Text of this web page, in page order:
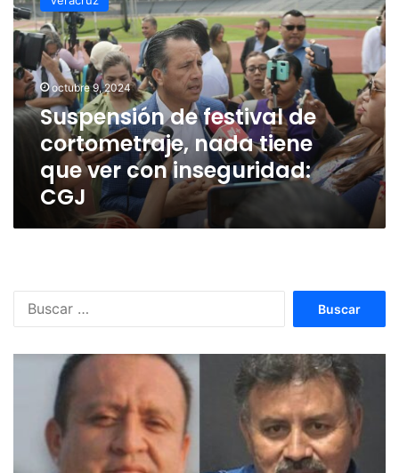
festival
de
cortometraje,
nada
tiene
que
ver
inseguridad:
octubre 9, 2024
Suspensión de festival de
cortometraje, nada tiene
que ver con inseguridad:
CGJ